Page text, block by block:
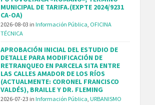
MUNICIPAL DE TARIFA.(EXPTE 2024/9231
CA-OA)
2026-08-03 inInformación Pública OFICINA
TÉCNICA
APROBACIÓN INICIAL DEL ESTUDIO DE
DETALLE PARA MODIFICACIÓN DE
RETRANQUEO EN PARCELA SITA ENTRE
LAS CALLES AMADOR DE LOS RÍOS
(ACTUALMENTE: CORONEL FRANCISCO
VALDÉS), BRAILLE Y DR. FLEMING
2026-07-23 inInformación Pública ,URBANISMO